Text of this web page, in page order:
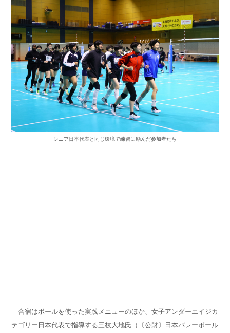
シニア日本代表と同じ環境で練習に励んだ参加者たち
合宿はボールを使った実践メニューのほか、女子アンダーエイジカ
テゴリー日本代表で指導する三枝大地氏（〔公財〕日本バレーボール